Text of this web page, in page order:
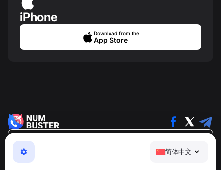
简体中文
iPhone
Download from the
App Store
NumBuster © 2013—2026 ·
support@numbuster.com